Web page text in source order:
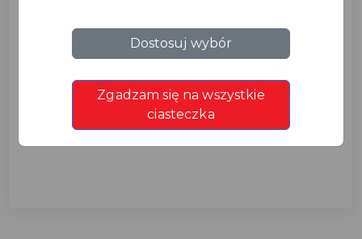
Straż Miejska przypomina o
ciepła
RAZEM DBAJMY O CZYSTE POWIETRZE...
Dostosuj wybór
Zgadzam się na wszystkie
ciasteczka